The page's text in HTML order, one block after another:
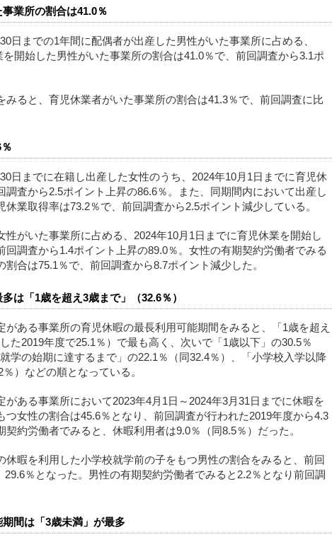
業所の割合は41.0％
日までの1年間に配偶者が出産した男性がいた事業所に占める、
開始した男性がいた事業所の割合は41.0％で、前回調査から3.1ポ
みると、育児休業者がいた事業所の割合は41.3％で、前回調査に比
日までに在籍し出産した女性のうち、2024年10月1日までに育児休
調査から2.5ポイント上昇の86.6％。また、同期間内において出産し
業取得率は73.2％で、前回調査から2.5ポイント減少している。
性がいた事業所に占める、2024年10月1日までに育児休業を開始し
回調査から1.4ポイント上昇の89.0％。女性の有期契約労働者でみる
合は75.1％で、前回調査から8.7ポイント減少した。
は「1歳を超え3歳まで」（32.6％）
がある事業所の育児休暇の最長利用可能期間をみると、「1歳を超え
た2019年度で25.1％）で最も高く、次いで「1歳以下」の30.5％
学の始期に達するまで」の22.1％（同32.4％）、「小学校入学以降
）などの順となっている。
がある事業所において2023年4月1日～2024年3月31日までに休暇を
つ女性の割合は45.6％となり、前回調査が行われた2019年度から4.3
約労働者でみると、休暇利用者は9.0％（同8.5％）だった。
休暇を利用した小学校就学前の子をもつ男性の割合をみると、前回
％となった。男性の有期契約労働者でみると2.2％となり前回調
間は「3歳未満」が最多